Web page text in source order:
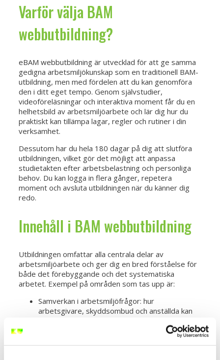
Varför välja BAM
webbutbildning?
eBAM webbutbildning är utvecklad för att ge samma
gedigna arbetsmiljökunskap som en traditionell BAM-
utbildning, men med fördelen att du kan genomföra
den i ditt eget tempo. Genom självstudier,
videoföreläsningar och interaktiva moment får du en
helhetsbild av arbetsmiljöarbete och lär dig hur du
praktiskt kan tillämpa lagar, regler och rutiner i din
verksamhet.
Dessutom har du hela 180 dagar på dig att slutföra
utbildningen, vilket gör det möjligt att anpassa
studietakten efter arbetsbelastning och personliga
behov. Du kan logga in flera gånger, repetera
moment och avsluta utbildningen när du känner dig
redo.
Innehåll i BAM webbutbildning
Utbildningen omfattar alla centrala delar av
arbetsmiljöarbete och ger dig en bred förståelse för
både det förebyggande och det systematiska
arbetet. Exempel på områden som tas upp är:
Samverkan i arbetsmiljöfrågor: hur
arbetsgivare, skyddsombud och anställda kan
Riskbedömning och förebyggande arbete:
metoder för att undersöka arbetsmiljörisker